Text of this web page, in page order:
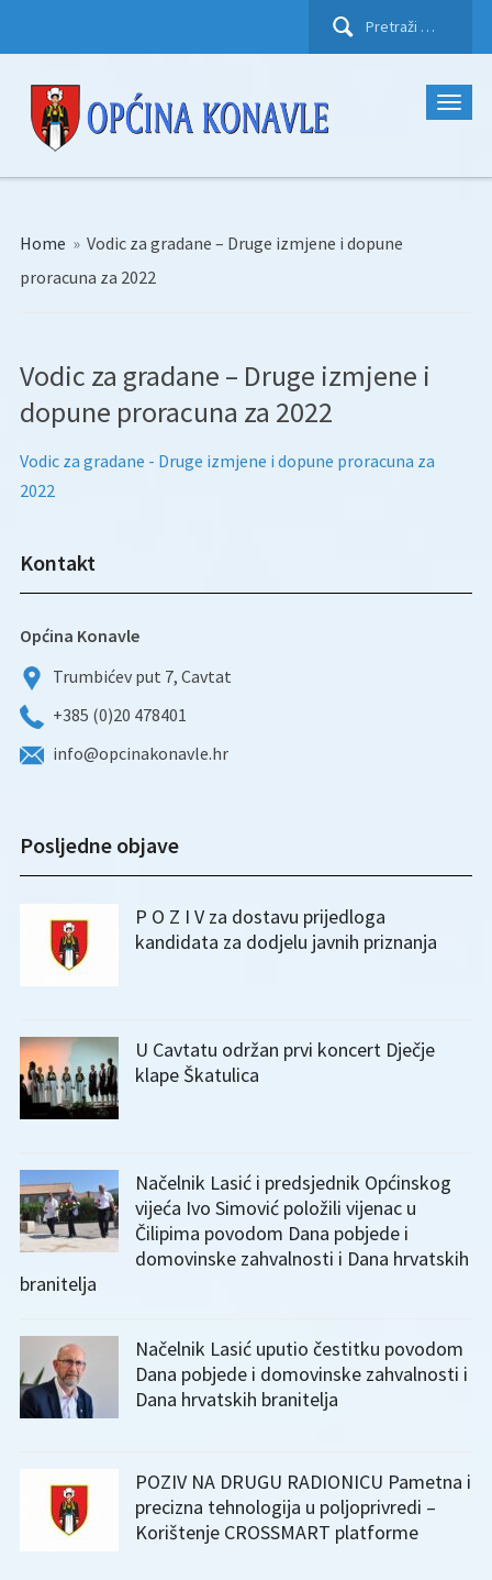
Pretraži:
Home » Vodic za gradane – Druge izmjene i dopune
proracuna za 2022
Vodic za gradane – Druge izmjene i
dopune proracuna za 2022
Vodic za gradane - Druge izmjene i dopune proracuna za
2022
Kontakt
Općina Konavle
Trumbićev put 7, Cavtat
+385 (0)20 478401
info@opcinakonavle.hr
Posljedne objave
P O Z I V za dostavu prijedloga
kandidata za dodjelu javnih priznanja
U Cavtatu održan prvi koncert Dječje
klape Škatulica
Načelnik Lasić i predsjednik Općinskog
vijeća Ivo Simović položili vijenac u
Čilipima povodom Dana pobjede i
domovinske zahvalnosti i Dana hrvatskih
branitelja
Načelnik Lasić uputio čestitku povodom
Dana pobjede i domovinske zahvalnosti i
Dana hrvatskih branitelja
POZIV NA DRUGU RADIONICU Pametna i
precizna tehnologija u poljoprivredi –
Korištenje CROSSMART platforme